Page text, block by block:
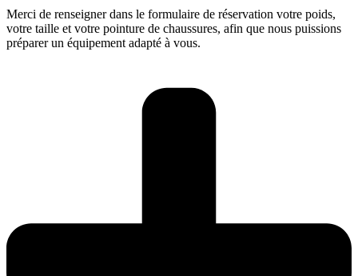
Merci de renseigner dans le formulaire de réservation votre poids,
votre taille et votre pointure de chaussures, afin que nous puissions
préparer un équipement adapté à vous.